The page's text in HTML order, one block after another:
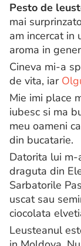
Pesto de
mai
am incercat in
aroma in
Cineva mi-a
de vita, iar
Mie imi place
iubesc si ma
meu oameni
din bucatarie.
Datorita lui m-
draguta din
Sarbatorile
uscat sau
ciocolata
Leusteanul